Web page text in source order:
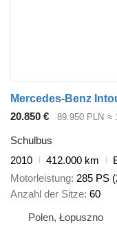
Mercedes-Benz
20.850 €
89.950 PLN ≈
Schulbus
2010
412.000 km
Motorleistung 285 PS
Anzahl der Sitze 60
Polen, Łopuszno